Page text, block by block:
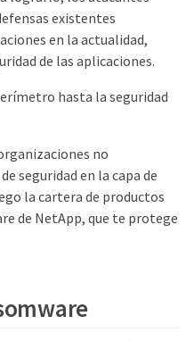
existentes
en la actualidad,
de las aplicaciones.
no
seguridad en la capa de
la cartera de productos
de NetApp, que te protege